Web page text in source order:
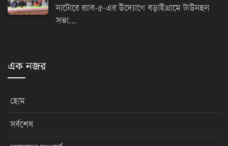
নাটোরে র‌্যাব-৫-এর উদ্যোগে বড়াইগ্রামে টাউনহল
সভা...
এক নজর
হোম
সর্বশেষ